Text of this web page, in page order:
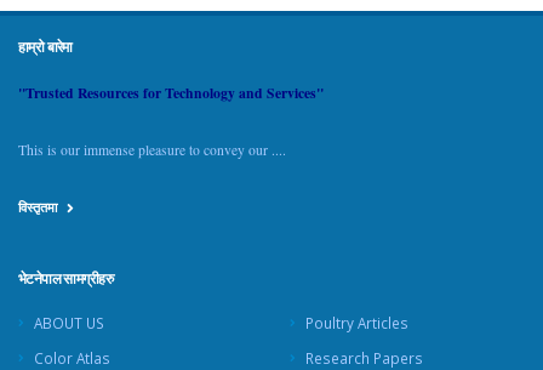
हाम्रो बारेमा
"Trusted Resources for Technology and Services"
This is our immense pleasure to convey our ....
विस्तृतमा
भेटनेपाल सामग्रीहरु
ABOUT US
Color Atlas
Poultry Articles
Research Papers